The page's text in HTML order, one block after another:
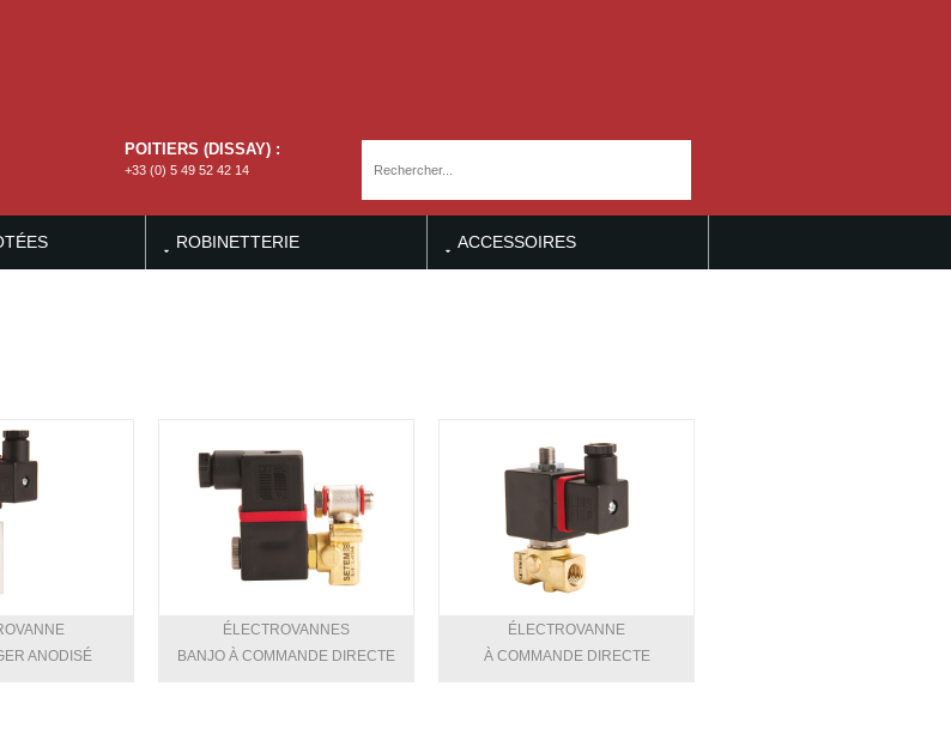
POITIERS (DISSAY) :
+33 (0) 5 49 52 42 14
ROBINETTERIE ACCESSOIRES
ANODISÉ
ÉLECTROVANNES
BANJO À COMMANDE DIRECTE
ÉLECTROVANNE
À COMMANDE DIRECTE